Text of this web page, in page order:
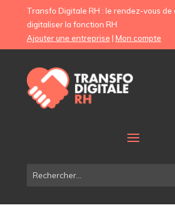
Transfo Digitale RH : le rendez-vous de
digitaliser la fonction RH
Ajouter une entreprise | Mon compte